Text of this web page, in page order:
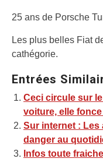
25 ans de Porsche
Les plus belles Fiat
cathégorie.
Entrées
Ceci circule sur
voiture, elle
Sur internet : Les
danger au
Infos toute